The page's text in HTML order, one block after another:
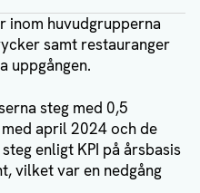
inom huvudgrupperna
samt restauranger
uppgången.
steg med 0,5
april 2024 och de
enligt KPI på årsbasis
vilket var en nedgång